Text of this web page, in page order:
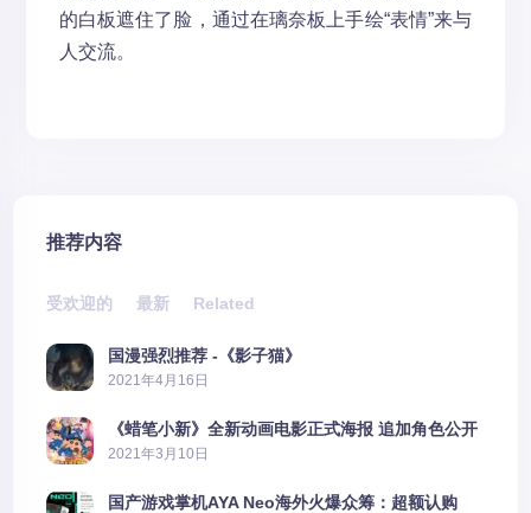
的白板遮住了脸，通过在璃奈板上手绘“表情”来与
人交流。
推荐内容
受欢迎的 最新 Related
国漫强烈推荐 -《影子猫》
2021年4月16日
《蜡笔小新》全新动画电影正式海报 追加角色公开
2021年3月10日
国产游戏掌机AYA Neo海外火爆众筹：超额认购